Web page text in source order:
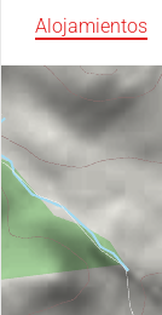
Alojamientos